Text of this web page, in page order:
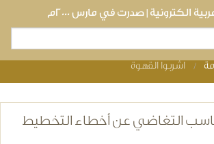
الكترونية | صدرت في مارس ٢٠٠٠م
اشربوا القهوة
التغاضي عن أخطاء التخطيط